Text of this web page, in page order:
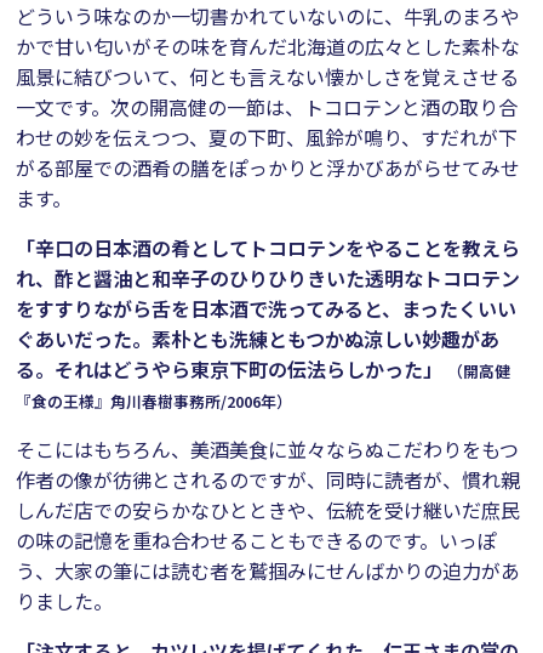
どういう味なのか一切書かれていないのに、牛乳のまろや
かで甘い匂いがその味を育んだ北海道の広々とした素朴な
風景に結びついて、何とも言えない懐かしさを覚えさせる
一文です。次の開高健の一節は、トコロテンと酒の取り合
わせの妙を伝えつつ、夏の下町、風鈴が鳴り、すだれが下
がる部屋での酒肴の膳をぽっかりと浮かびあがらせてみせ
ます。
「辛口の日本酒の肴としてトコロテンをやることを教えら
れ、酢と醤油と和辛子のひりひりきいた透明なトコロテン
をすすりながら舌を日本酒で洗ってみると、まったくいい
ぐあいだった。素朴とも洗練ともつかぬ涼しい妙趣があ
る。それはどうやら東京下町の伝法らしかった」
（開高健
『食の王様』角川春樹事務所/2006年）
そこにはもちろん、美酒美食に並々ならぬこだわりをもつ
作者の像が彷彿とされるのですが、同時に読者が、慣れ親
しんだ店での安らかなひとときや、伝統を受け継いだ庶民
の味の記憶を重ね合わせることもできるのです。いっぽ
う、大家の筆には読む者を鷲掴みにせんばかりの迫力があ
りました。